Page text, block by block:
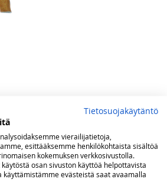
MUKAAN
Tietosuojakäytäntö
vierailijatietoja,
esittääksemme henkilökohtaista sisältöä
kokemuksen verkkosivustolla.
osan sivuston käyttöä helpottavista
käyttämistämme evästeistä saat avaamalla